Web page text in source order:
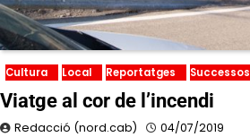
Cultura Local Reportatges Successos
Viatge al cor de l’incendi
Redacció (nord.cab) 04/07/2019